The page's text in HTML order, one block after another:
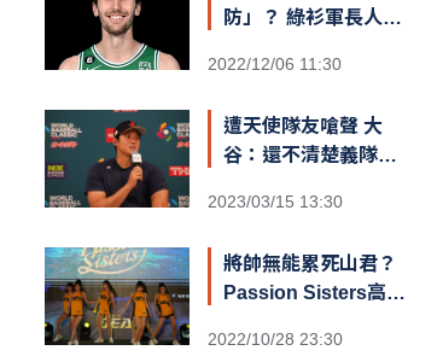
防」？ 綠衫軍長人
引爆熱議
2022/12/06 11:30
遭天使隊友嗆聲 大
谷：還不清楚義隊陣
2023/03/15 13:30
將帥無能累死山君？
Passion Sisters高鐵
粉不捨
2022/10/28 23:30